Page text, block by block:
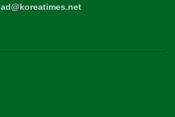
ad@koreatimes.net